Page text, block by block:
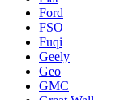
Ford
FSO
Fuqi
Geely
Geo
GMC